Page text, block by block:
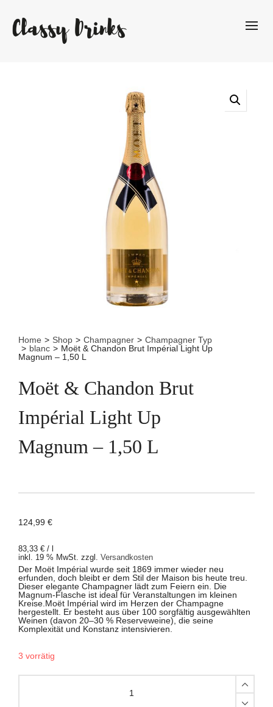
Home > Shop > Champagner > Champagner Typ
> blanc > Moët & Chandon Brut Impérial Light Up
Magnum – 1,50 L
Moët & Chandon Brut
Impérial Light Up
Magnum – 1,50 L
124,99 €
83,33 € /
inkl. 19 % MwSt. zzgl. Versandkosten
Der Moët Impérial wurde seit 1869 immer wieder neu
erfunden, doch bleibt er dem Stil der Maison bis heute treu.
Dieser elegante Champagner lädt zum Feiern ein. Die
Magnum-Flasche ist ideal für Veranstaltungen im kleinen
Kreise.Moët Impérial wird im Herzen der Champagne
hergestellt. Er besteht aus über 100 sorgfältig ausgewählten
Weinen (davon 20–30 % Reserveweine), die seine
Komplexität und Konstanz intensivieren.
3 vorrätig
Moët